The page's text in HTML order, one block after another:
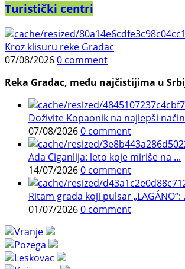
Turistički centri
Kroz klisuru reke Gradac
07/08/20260 comment
Reka Gradac, među najčistijima u
Doživite Kopaonik na najlepši način
07/08/20260 comment
Ada Ciganlija: leto koje miriše na ...
14/07/20260 comment
Ritam grada koji pulsar „LAGÁNO“:
01/07/20260 comment